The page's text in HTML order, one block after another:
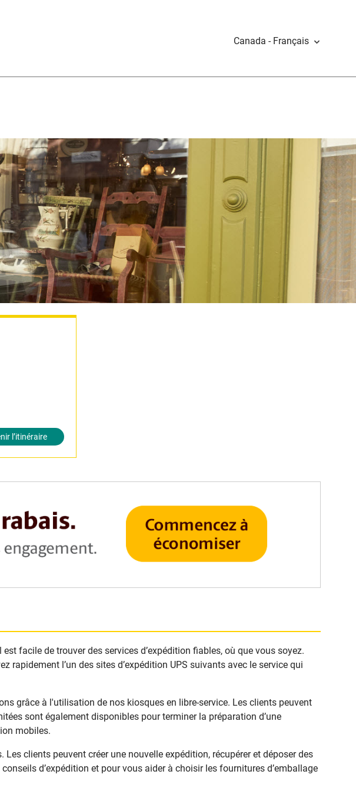
Canada - Français
l’itinéraire
facile de trouver des services d’expédition fiables, où que vous soyez.
l’un des sites d’expédition UPS suivants avec le service qui
grâce à l'utilisation de nos kiosques en libre-service. Les clients peuvent
sont également disponibles pour terminer la préparation d’une
mobiles.
clients peuvent créer une nouvelle expédition, récupérer et déposer des
d’expédition et pour vous aider à choisir les fournitures d’emballage